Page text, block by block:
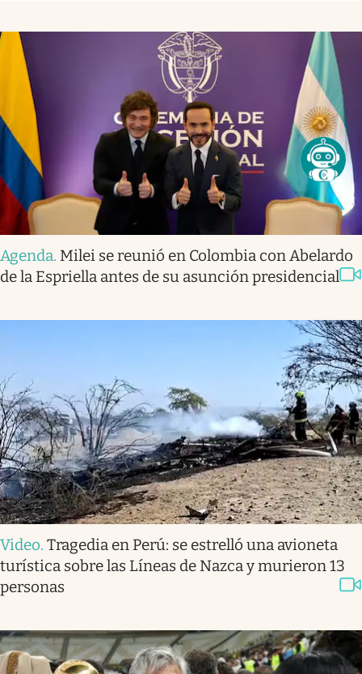
Agenda. Milei se reunió en Colombia con Abelardo
de la Espriella antes de su asunción presidencial
Video. Tragedia en Perú: se estrelló una avioneta
turística sobre las Líneas de Nazca y murieron 13
personas